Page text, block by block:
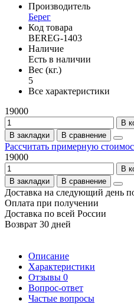
Производитель
Берег
Код товара
BEREG-1403
Наличие
Есть в наличии
Вес (кг.)
5
Все характеристики
19000
В
В закладки
В сравнение
Рассчитать примерную
19000
В
В закладки
В сравнение
Доставка на следующий день
Оплата при получении
Доставка по всей России
Возврат 30 дней
Описание
Характеристики
Отзывы 0
Вопрос-ответ
Частые вопросы